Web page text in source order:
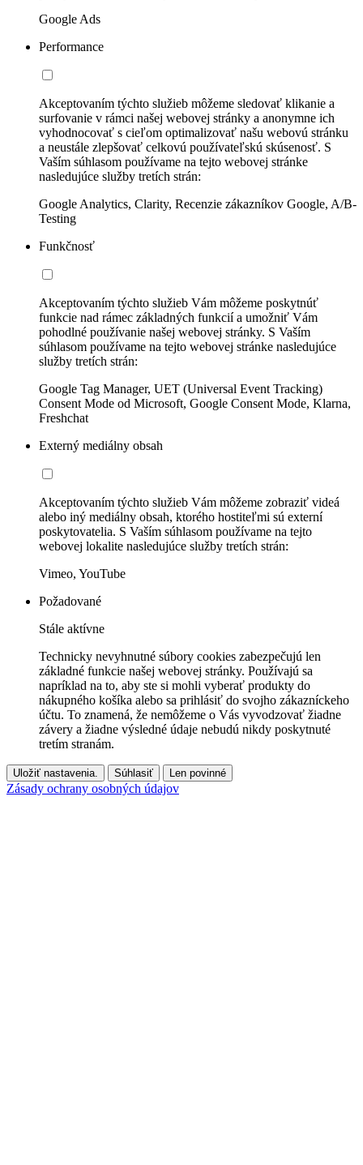
Google Ads
Performance
Akceptovaním týchto služieb môžeme sledovať klikanie a
surfovanie v rámci našej webovej stránky a anonymne ich
vyhodnocovať s cieľom optimalizovať našu webovú stránku
a neustále zlepšovať celkovú používateľskú skúsenosť. S
Vaším súhlasom používame na tejto webovej stránke
nasledujúce služby tretích strán:
Google Analytics, Clarity, Recenzie zákazníkov Google, A/B-
Testing
Funkčnosť
Akceptovaním týchto služieb Vám môžeme poskytnúť
funkcie nad rámec základných funkcií a umožniť Vám
pohodlné používanie našej webovej stránky. S Vaším
súhlasom používame na tejto webovej stránke nasledujúce
služby tretích strán:
Google Tag Manager, UET (Universal Event Tracking)
Consent Mode od Microsoft, Google Consent Mode, Klarna,
Freshchat
Externý mediálny obsah
Akceptovaním týchto služieb Vám môžeme zobraziť videá
alebo iný mediálny obsah, ktorého hostiteľmi sú externí
poskytovatelia. S Vaším súhlasom používame na tejto
webovej lokalite nasledujúce služby tretích strán:
Vimeo, YouTube
Požadované
Stále aktívne
Technicky nevyhnutné súbory cookies zabezpečujú len
základné funkcie našej webovej stránky. Používajú sa
napríklad na to, aby ste si mohli vyberať produkty do
nákupného košíka alebo sa prihlásiť do svojho zákazníckeho
účtu. To znamená, že nemôžeme o Vás vyvodzovať žiadne
závery a žiadne výsledné údaje nebudú nikdy poskytnuté
tretím stranám.
Uložiť nastavenia. Súhlasiť Len povinné
Zásady ochrany osobných údajov